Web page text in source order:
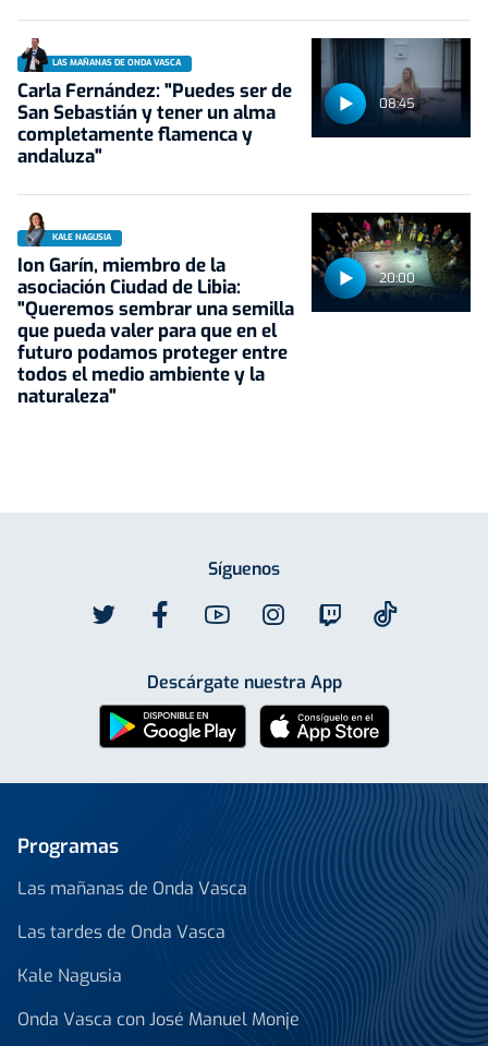
08:45
LAS MAÑANAS DE ONDA VASCA
Carla Fernández: "Puedes ser de
San Sebastián y tener un alma
completamente flamenca y
andaluza"
20:00
KALE NAGUSIA
Ion Garín, miembro de la
asociación Ciudad de Libia:
"Queremos sembrar una semilla
que pueda valer para que en el
futuro podamos proteger entre
todos el medio ambiente y la
naturaleza"
Síguenos
Descárgate nuestra App
Programas
Las mañanas de Onda Vasca
Las tardes de Onda Vasca
Kale Nagusia
Onda Vasca con José Manuel Monje